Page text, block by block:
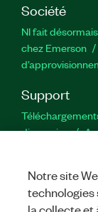
Société
NI fait
chez Emerson
Support
discussion
Notre site
technologies